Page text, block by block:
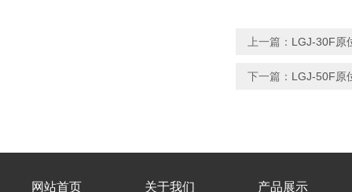
上一篇： LGJ-30F原
下一篇： LGJ-50F原
网站首页 关于我们 产品展示